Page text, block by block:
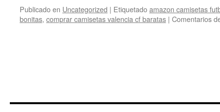
Publicado en Uncategorized | Etiquetadoamazon camisetas
bonitas, comprar camisetas valencia cf baratas | Comentarios